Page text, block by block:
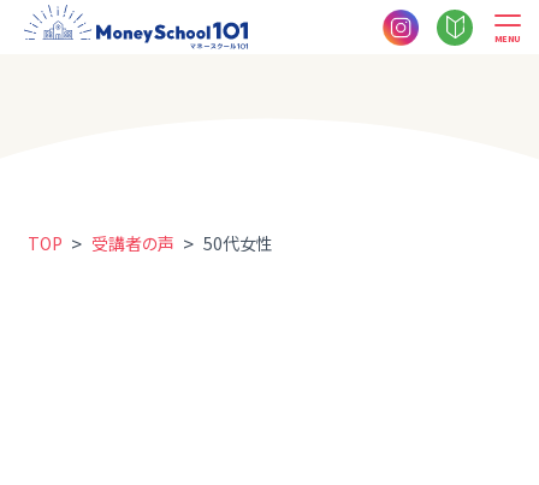
MENU
TOP > 受講者の声 > 50代女性